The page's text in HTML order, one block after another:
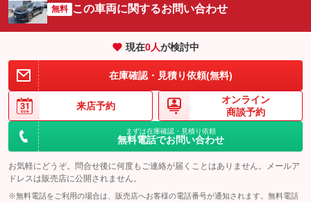
無料 この車両に関するお問い合わせ
現在0人が検討中
在庫確認・見積り依頼(無料)
来店予約
オンライン
商談予約
まずは在庫確認・見積り依頼
無料電話でお問い合わせ
お気軽にどうぞ。問合せ後に何度もご連絡が届くことはありません。メールア
ドレスは販売店に公開されません。
※無料電話をご利用の場合は、販売店へお客様の電話番号が通知されます。無料電話